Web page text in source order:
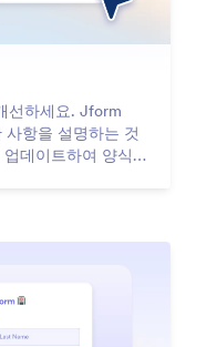
선하세요. Jform
항을 설명하는 것
데이트하여 양식을